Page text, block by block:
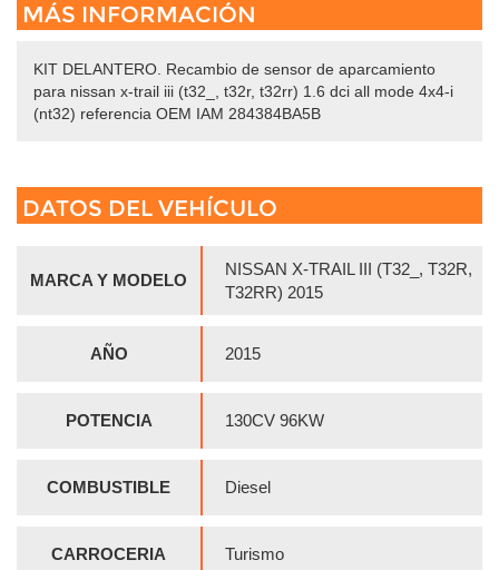
MÁS INFORMACIÓN
KIT DELANTERO. Recambio de sensor de aparcamiento
para nissan x-trail iii (t32_, t32r, t32rr) 1.6 dci all mode 4x4-i
(nt32) referencia OEM IAM 284384BA5B
DATOS DEL VEHÍCULO
MARCA Y MODELO
NISSAN X-TRAIL III (T32_, T32R,
T32RR) 2015
AÑO 2015
POTENCIA 130CV 96KW
COMBUSTIBLE Diesel
CARROCERIA Turismo